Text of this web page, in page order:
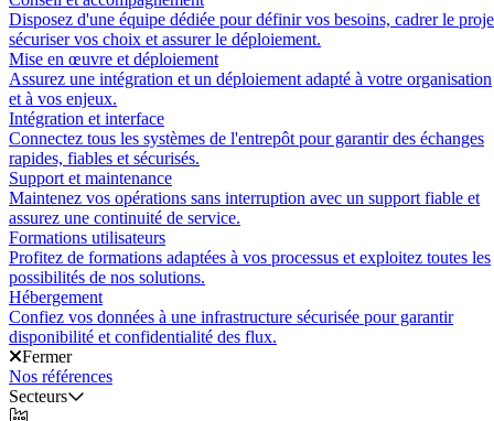
Disposez d'une équipe dédiée pour définir vos besoins, cadrer le
sécuriser vos choix et assurer le déploiement.
Mise en œuvre et déploiement
Assurez une intégration et un déploiement adapté à votre organisation
et à vos enjeux.
Intégration et interface
Connectez tous les systèmes de l'entrepôt pour garantir des échanges
rapides, fiables et sécurisés.
Support et maintenance
Maintenez vos opérations sans interruption avec un support fiable et
assurez une continuité de service.
Formations utilisateurs
Profitez de formations adaptées à vos processus et exploitez toutes les
possibilités de nos solutions.
Hébergement
Confiez vos données à une infrastructure sécurisée pour garantir
disponibilité et confidentialité des flux.
Fermer
Nos références
Secteurs